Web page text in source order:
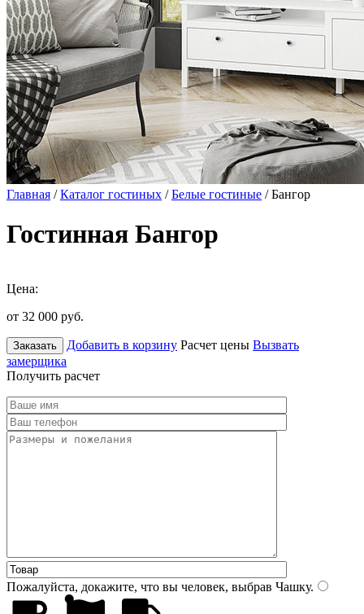
Главная /Каталог гостиных /Белые гостиные / Бангор
Гостинная Бангор
Цена:
от 32 000 руб.
Заказать Добавить в корзину Расчет цены Вызвать
замерщика
Получить расчет
Пожалуйста, докажите, что вы человек, выбрав Чашку.